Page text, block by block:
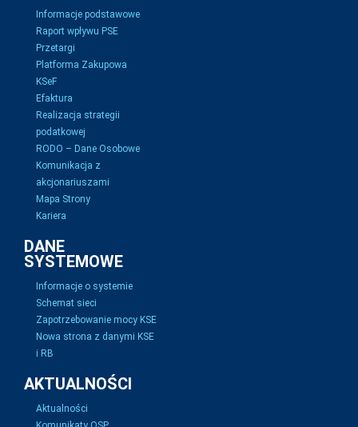
Informacje podstawowe
Raport wpływu PSE
Przetargi
Platforma Zakupowa
KSeF
Efaktura
Realizacja strategii
podatkowej
RODO – Dane Osobowe
Komunikacja z
akcjonariuszami
Mapa Strony
Kariera
DANE
SYSTEMOWE
Informacje o systemie
Schemat sieci
Zapotrzebowanie mocy KSE
Nowa strona z danymi KSE
i RB
AKTUALNOŚCI
Aktualności